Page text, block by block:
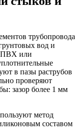
трубопровода
вод и
ПВХ или
в пазы раструбов
проверяют
зазор более 1 мм
метод
составом